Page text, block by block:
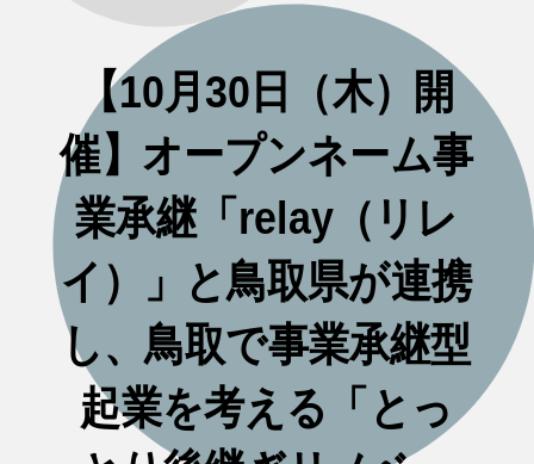
【10月30日（木）開
催】オープンネーム事
業承継「relay（リレ
イ）」と鳥取県が連携
し、鳥取で事業承継型
起業を考える「とっ